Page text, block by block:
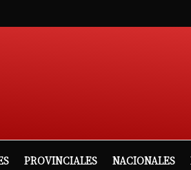
PROVINCIALES NACIONALES